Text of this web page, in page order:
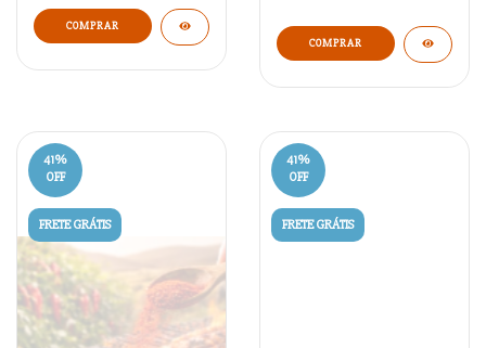
41%
OFF
FRETE GRÁTIS
41%
OFF
FRETE GRÁTIS